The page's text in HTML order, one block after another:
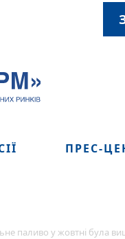
ПРЕС-
паливо у жовтні була